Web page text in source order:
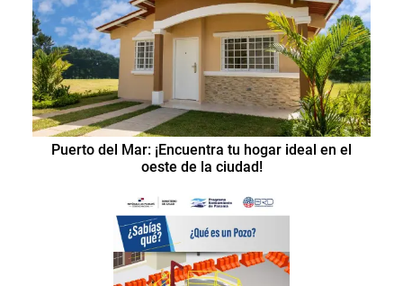
Puerto del Mar: ¡Encuentra tu hogar ideal en el
oeste de la ciudad!